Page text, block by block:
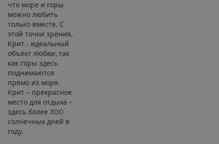
что море и горы
можно любить
только вместе. С
этой точки зрения,
Крит - идеальный
объект любви, так
как горы здесь
поднимаются
прямо из моря.
Крит – прекрасное
место для отдыха –
здесь более 300
солнечных дней в
году.